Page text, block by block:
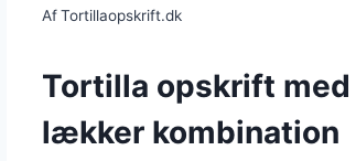
AfTortillaopskrift.dk
Tortilla opskrift med
lækker kombination